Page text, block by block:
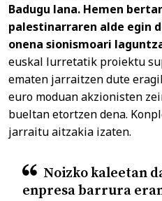
Badugu lana. Hemen
palestinarraren alde egin
onena sionismoari
euskal lurretatik proiektu
ematen jarraitzen dute
euro moduan akzionisten
bueltan etortzen dena.
jarraitu aitzakia izaten.
Noizko kaleetan
enpresa barrura